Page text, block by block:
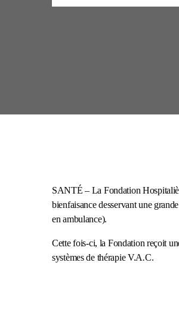
SANTÉ – La Fondation
bienfaisance desservant une
en ambulance).
Cette fois-ci, la Fondation reçoit
systèmes de thérapie V.A.C.